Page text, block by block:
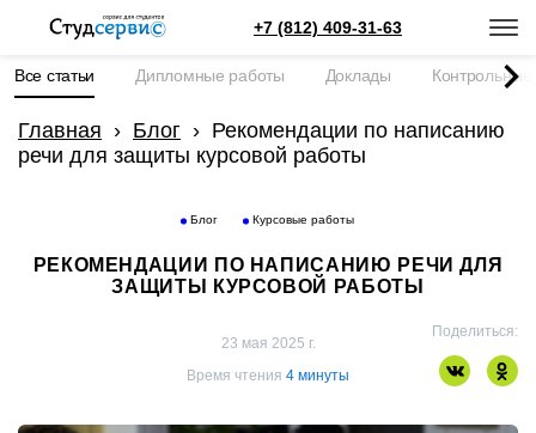
+7 (812) 409-31-63
Все статьи Дипломные работы Доклады
Главная › Блог › Рекомендации по написанию
речи для защиты курсовой работы
Блог Курсовые работы
РЕКОМЕНДАЦИИ ПО НАПИСАНИЮ РЕЧИ ДЛЯ
ЗАЩИТЫ КУРСОВОЙ РАБОТЫ
23 мая 2025 г.
Время чтения 4 минуты
Поделиться: